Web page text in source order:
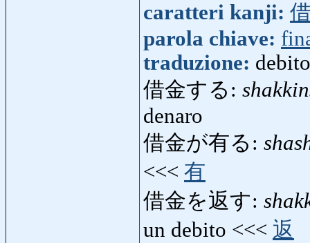
caratteri kanji:
parola chiave:
traduzione: debito
借金する:
denaro
借金が有る:
<<< 有
借金を返す:
un debito <<< 返